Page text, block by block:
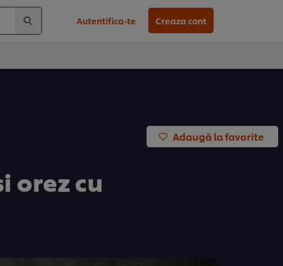
Autentifica-te Creaza cont
Adaugă la favorite
orez cu